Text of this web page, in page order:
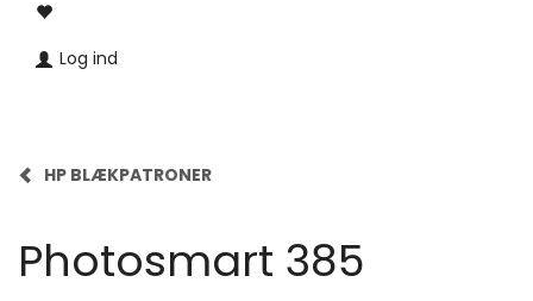
Log ind
HP BLÆKPATRONER
Photosmart 385